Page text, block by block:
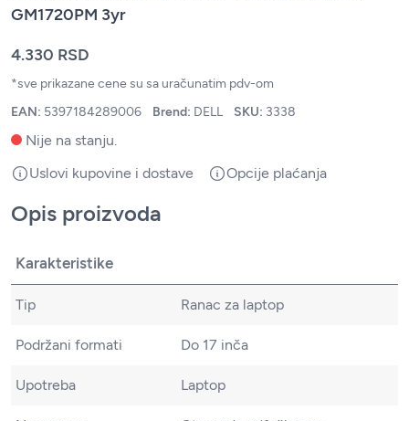
GM1720PM 3yr
4.330 RSD
*sve prikazane cene su sa uračunatim pdv-om
EAN: 5397184289006 Brend: DELL SKU: 3338
Nije na stanju.
Uslovi kupovine i dostave
Opcije plaćanja
Opis proizvoda
Karakteristike
Tip Ranac za laptop
Podržani formati Do 17 inča
Upotreba Laptop